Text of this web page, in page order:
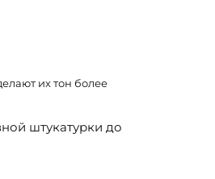
их тон более
штукатурки до